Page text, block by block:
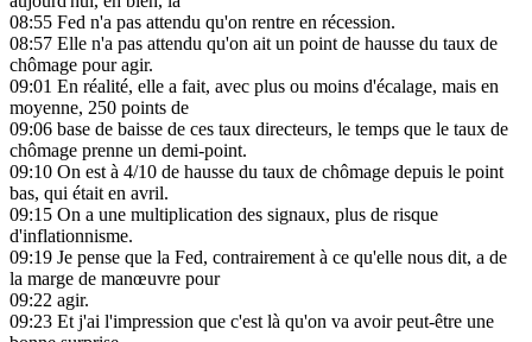
08:55 Fed n'a pas attendu qu'on rentre en récession.
08:57 Elle n'a pas attendu qu'on ait un point de hausse du taux de
chômage pour agir.
09:01 En réalité, elle a fait, avec plus ou moins d'écalage, mais en
moyenne, 250 points de
09:06 base de baisse de ces taux directeurs, le temps que le taux de
chômage prenne un demi-point.
09:10 On est à 4/10 de hausse du taux de chômage depuis le point
bas, qui était en avril.
09:15 On a une multiplication des signaux, plus de risque
d'inflationnisme.
09:19 Je pense que la Fed, contrairement à ce qu'elle nous dit, a de
la marge de manœuvre pour
09:22 agir.
09:23 Et j'ai l'impression que c'est là qu'on va avoir peut-être une